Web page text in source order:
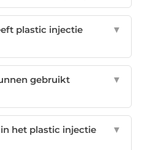
plastic injectie
▼
gebruikt
▼
het plastic injectie
▼